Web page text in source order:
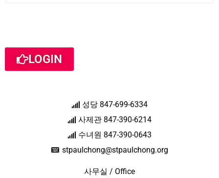
LOGIN
성당 847-699-6334
사제관 847-390-6214
수녀원 847-390-0643
stpaulchong@stpaulchong.org
사무실 / Office